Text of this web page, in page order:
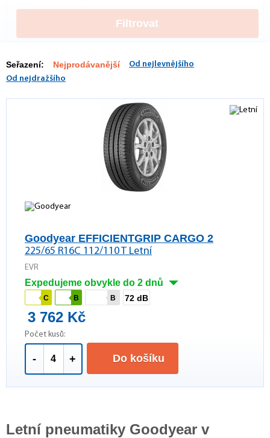
Filtrovat
Seřazení: Nejprodávanější
Od nejlevnějšího
Od nejdražšího
Goodyear EFFICIENTGRIP CARGO 2
225/65 R16C 112/110 T Letní
EVR
Expedujeme obvykle do 2 dnů
C B B 72 dB
3 762 Kč
Počet kusů:
- + Do košíku
Letní pneumatiky Goodyear v